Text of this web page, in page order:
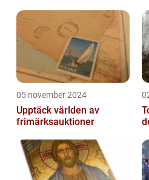
05 november 2024
Upptäck världen av
frimärksauktioner